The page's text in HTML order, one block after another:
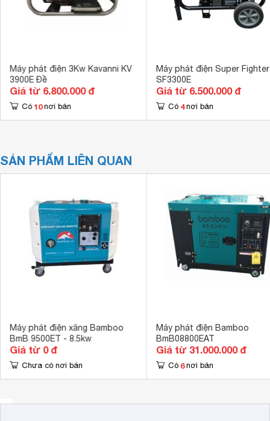
Máy phát điện 3Kw Kavanni KV
3900E Đề
Giá từ 6.800.000 đ
Có 10 nơi bán
Máy phát điện Super Fighter
SF3300E
Giá từ 6.500.000 đ
Có 4 nơi bán
SẢN PHẨM LIÊN QUAN
Máy phát điện xăng Bamboo
BmB 9500ET - 8.5kw
Giá từ 0 đ
Chưa có nơi bán
Máy phát điện Bamboo
BmB08800EAT
Giá từ 31.000.000 đ
Có 6 nơi bán